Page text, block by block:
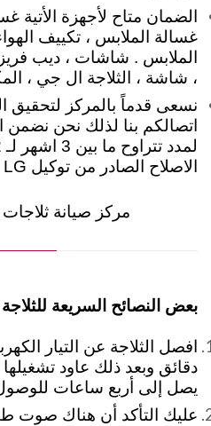
الضمان متاح لأجهزة
غسالة الملابس ، تكييف
الملابس . شاشات ، ديب
، شاشة ، الثلاجة ال جي ،
نسعى قدماً بالمركز لتحقيق
اتصالكم بنا لذلك نحن نضمن
الاصلاح الصادر من توكيل LG بسوهاج للخدمة .
مركز صيانة
بعض النصائح السريعة
افصل الثلاجة عن التيار
دقائق وبعد ذلك عاود
يصل إلى أربع ساعات
عليك التأكد أن هناك صوت